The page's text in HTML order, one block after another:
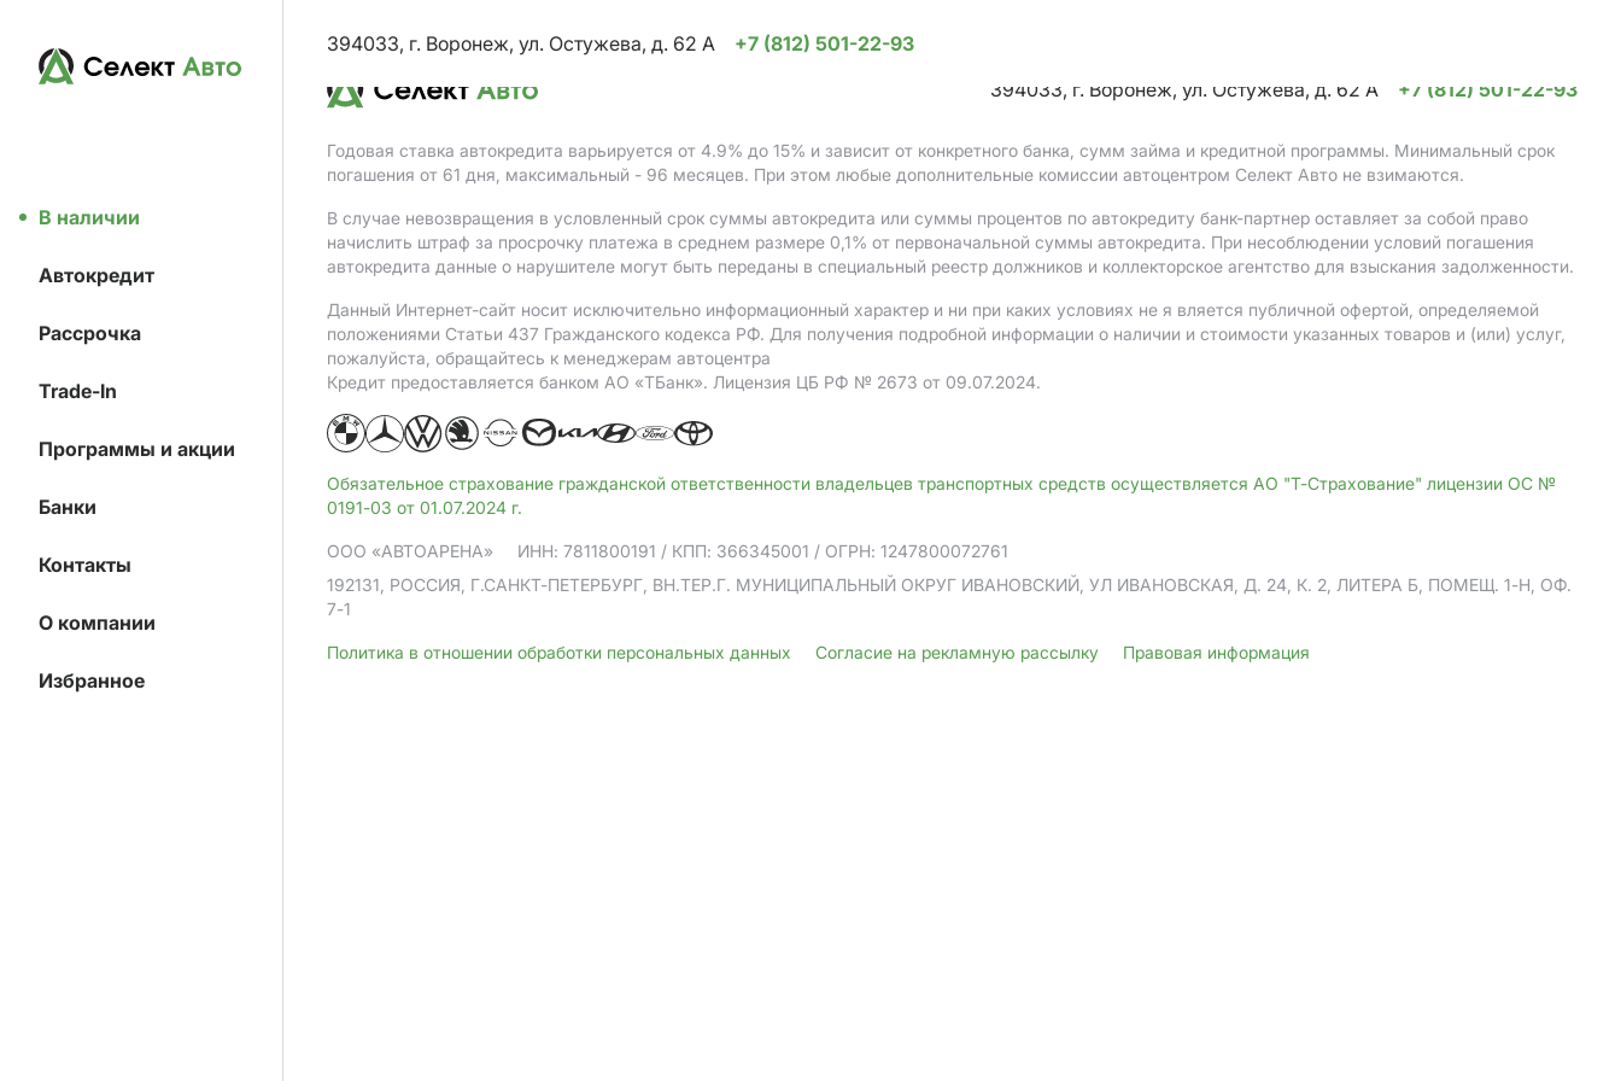
В наличии
Автокредит
Рассрочка
Trade-In
Программы и акции
Банки
Контакты
О компании
Избранное
394033, г. Воронеж, ул. Остужева, д. 62 А
+7 (812) 501-22-93
394033, г. Воронеж, ул. Остужева, д. 62 А
+7 (812) 501-22-93
Годовая ставка автокредита варьируется от 4.9% до 15% и зависит от конкретного банка, сумм займа и кредитной программы. Минимальный срок
погашения от 61 дня, максимальный - 96 месяцев. При этом любые дополнительные комиссии автоцентром Селект Авто не взимаются.
В случае невозвращения в условленный срок суммы автокредита или суммы процентов по автокредиту банк-партнер оставляет за собой право
начислить штраф за просрочку платежа в среднем размере 0,1% от первоначальной суммы автокредита. При несоблюдении условий погашения
автокредита данные о нарушителе могут быть переданы в специальный реестр должников и коллекторское агентство для взыскания задолженности.
Данный Интернет-сайт носит исключительно информационный характер и ни при каких условиях не я вляется публичной офертой, определяемой
положениями Статьи 437 Гражданского кодекса РФ. Для получения подробной информации о наличии и стоимости указанных товаров и (или) услуг,
пожалуйста, обращайтесь к менеджерам автоцентра
Кредит предоставляется банком АO «ТБанк». Лицензия ЦБ РФ № 2673 от 09.07.2024.
Обязательное страхование гражданской ответственности владельцев транспортных средств осуществляется АО "Т-Страхование" лицензии ОС №
0191-03 от 01.07.2024 г.
ООО «АВТОАРЕНА» ИНН: 7811800191 / КПП: 366345001 / ОГРН: 1247800072761
192131, РОССИЯ, Г.САНКТ-ПЕТЕРБУРГ, ВН.ТЕР.Г. МУНИЦИПАЛЬНЫЙ ОКРУГ ИВАНОВСКИЙ, УЛ ИВАНОВСКАЯ, Д. 24, К. 2, ЛИТЕРА Б, ПОМЕЩ. 1-Н, ОФ.
7-1
Политика в отношении обработки персональных данных Согласие на рекламную рассылку Правовая информация